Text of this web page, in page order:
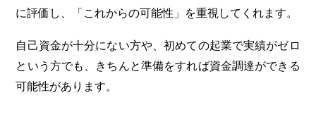
に評価し、「これからの可能性」を重視してくれます。
自己資金が十分にない方や、初めての起業で実績がゼロ
という方でも、きちんと準備をすれば資金調達ができる
可能性があります。